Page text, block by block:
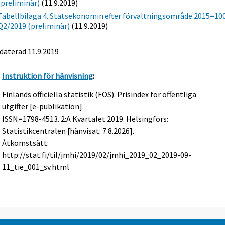
(11.9.2019)
4. Statsekonomin efter förvaltningsområde
2019 (preliminär) (11.9.2019)
11.9.2019
Instruktion för hänvisning:
Finlands officiella statistik (FOS): Prisindex för offentliga
utgifter [e-publikation].
ISSN=1798-4513. 2:a Kvartalet 2019. Helsingfors:
Statistikcentralen [hänvisat: 7.8.2026].
Åtkomstsätt:
http://stat.fi/til/jmhi/2019/02/jmhi_2019_02_2019-09-
11_tie_001_sv.html